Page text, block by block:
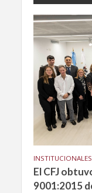
INSTITUCIONALES
El CFJ
9001:2015